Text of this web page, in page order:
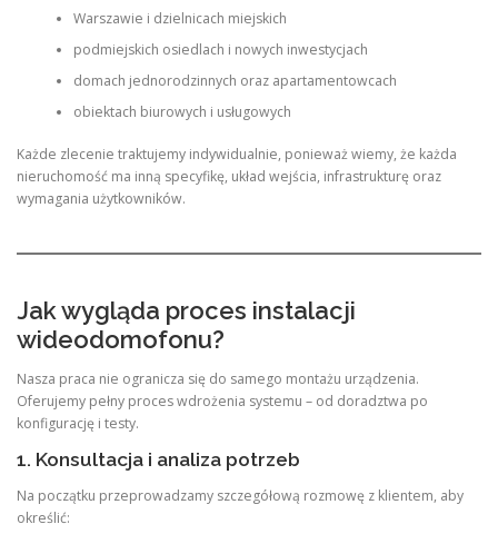
Warszawie i dzielnicach miejskich
podmiejskich osiedlach i nowych inwestycjach
domach jednorodzinnych oraz apartamentowcach
obiektach biurowych i usługowych
Każde zlecenie traktujemy indywidualnie, ponieważ wiemy, że każda
nieruchomość ma inną specyfikę, układ wejścia, infrastrukturę oraz
wymagania użytkowników.
Jak wygląda proces instalacji
wideodomofonu?
Nasza praca nie ogranicza się do samego montażu urządzenia.
Oferujemy pełny proces wdrożenia systemu – od doradztwa po
konfigurację i testy.
1. Konsultacja i analiza potrzeb
Na początku przeprowadzamy szczegółową rozmowę z klientem, aby
określić: